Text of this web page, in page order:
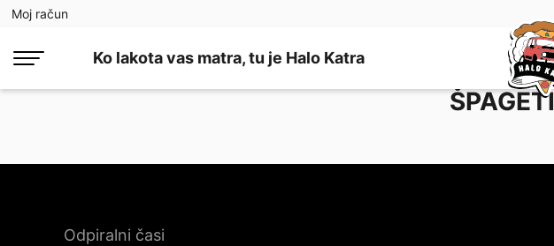
Moj račun
Ko lakota vas matra, tu je Halo Katra
Odpiralni časi